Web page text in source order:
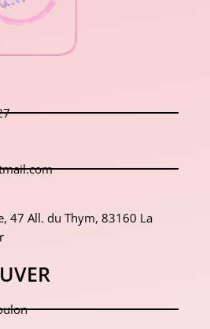
47 All. du Thym, 83160 La